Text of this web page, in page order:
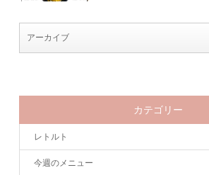
カテゴリー
レトルト
今週のメニュー